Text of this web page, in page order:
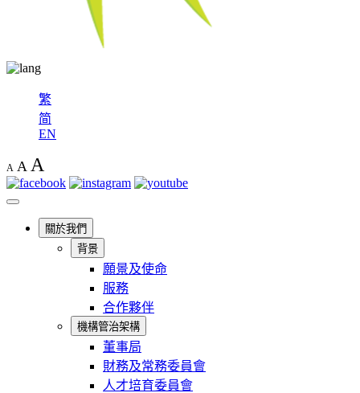
繁
简
EN
A A A
關於我們
背景
願景及使命
服務
合作夥伴
機構管治架構
董事局
財務及常務委員會
人才培育委員會